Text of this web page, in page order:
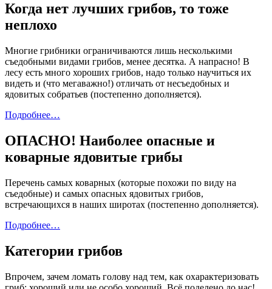
Когда нет лучших грибов, то тоже
неплохо
Многие грибники ограничиваются лишь несколькими
съедобными видами грибов, менее десятка. А напрасно! В
лесу есть много хороших грибов, надо только научиться их
видеть и (что мегаважно!) отличать от несъедобных и
ядовитых собратьев (постепенно дополняется).
Подробнее…
ОПАСНО! Наиболее опасные и
коварные ядовитые грибы
Перечень самых коварных (которые похожи по виду на
съедобные) и самых опасных ядовитых грибов,
встречающихся в наших широтах (постепенно дополняется).
Подробнее…
Категории грибов
Впрочем, зачем ломать голову над тем, как охарактеризовать